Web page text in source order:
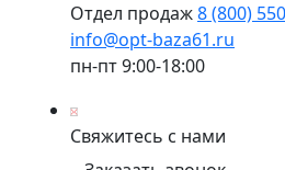
Отдел продаж8 (800)
info@opt-baza61.ru
пн-пт 9:00-18:00
Свяжитесь с нами